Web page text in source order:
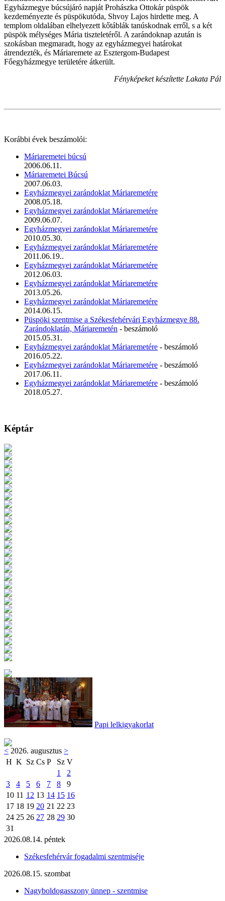
Egyházmegye búcsújáró napját Prohászka Ottokár püspök
kezdeményezte és püspökutóda, Shvoy Lajos hirdette meg. A
templom oldalában elhelyezett kőtáblák tanúskodnak erről, s a két
püspök mélységes Mária tiszteletéről. A zarándoknap azután is
szokásban megmaradt, hogy az egyházmegyei határokat
átrendezték, és Máriaremete az Esztergom-Budapest
Főegyházmegye területére átkerült.
Fényképeket készítette Lakata Pál
Korábbi évek beszámolói:
Máriaremetei búcsú
2006.06.11.
Máriaremetei Búcsú
2007.06.03.
Egyházmegyei zarándoklat Máriaremetére
2008.05.18.
Egyházmegyei zarándoklat Máriaremetére
2009.06.07.
Egyházmegyei zarándoklat Máriaremetére
2010.05.30.
Egyházmegyei zarándoklat Máriaremetére
2011.06.19..
Egyházmegyei zarándoklat Máriaremetére
2012.06.03.
Egyházmegyei zarándoklat Máriaremetére
2013.05.26.
Egyházmegyei zarándoklat Máriaremetére
2014.06.15.
Püspöki szentmise a Székesfehérvári Egyházmegye 88.
Zarándoklatán, Máriaremetén - beszámoló
2015.05.31.
Egyházmegyei zarándoklat Máriaremetére - beszámoló
2016.05.22.
Egyházmegyei zarándoklat Máriaremetére - beszámoló
2017.06.11.
Egyházmegyei zarándoklat Máriaremetére - beszámoló
2018.05.27.
Képtár
Papi lelkigyakorlat
< 2026. augusztus >
H K Sz Cs P Sz V
1
2
3
4 5 6 7 8
9
10 11 12 13 14 15 16
17 18 19 20 21 22 23
24 25 26 27 28 29 30
31
2026.08.14. péntek
Székesfehérvár fogadalmi szentmiséje
2026.08.15. szombat
Nagyboldogasszony ünnep - szentmise